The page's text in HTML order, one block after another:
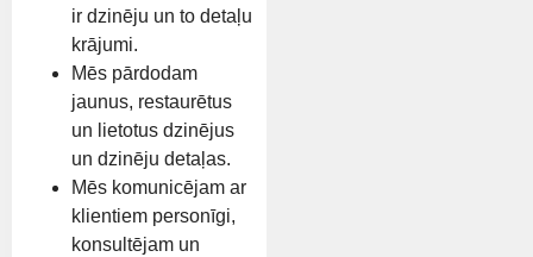
ir dzinēju un to detaļu
krājumi.
Mēs pārdodam
jaunus, restaurētus
un lietotus dzinējus
un dzinēju detaļas.
Mēs komunicējam ar
klientiem personīgi,
konsultējam un